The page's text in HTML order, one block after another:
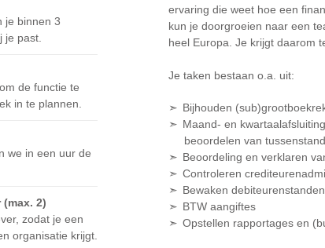
je binnen 3
je past.
de functie te
in te plannen.
we in een uur de
2)
zodat je een
organisatie krijgt.
ervaring die weet hoe een
kun je doorgroeien naar een
heel Europa. Je krijgt daarom
Je taken bestaan o.a. uit:
Bijhouden
Maand- en
beoordelen van
Beoordeling en verklaren
Controleren
Bewaken
BTW aangiftes
Opstellen rapportages en